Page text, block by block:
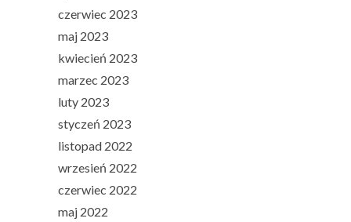
czerwiec 2023
maj 2023
kwiecień 2023
marzec 2023
luty 2023
styczeń 2023
listopad 2022
wrzesień 2022
czerwiec 2022
maj 2022